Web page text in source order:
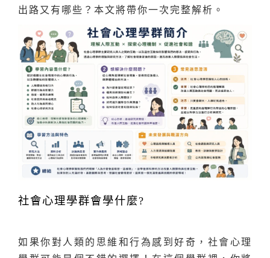
出路又有哪些？本文將帶你一次完整解析。
社會心理學群會學什麼?
如果你對人類的思維和行為感到好奇，社會心理